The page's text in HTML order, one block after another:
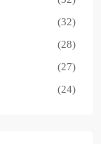
(32)
(28)
(27)
(24)